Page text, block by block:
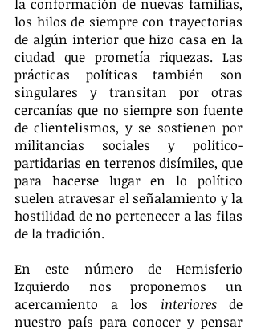
la conformación de nuevas familias,
los hilos de siempre con trayectorias
de algún interior que hizo casa en la
ciudad que prometía riquezas. Las
prácticas políticas también son
singulares y transitan por otras
cercanías que no siempre son fuente
de clientelismos, y se sostienen por
militancias sociales y político-
partidarias en terrenos disímiles, que
para hacerse lugar en lo político
suelen atravesar el señalamiento y la
hostilidad de no pertenecer a las filas
de la tradición.
En este número de Hemisferio
Izquierdo nos proponemos un
acercamiento a los interiores de
nuestro país para conocer y pensar